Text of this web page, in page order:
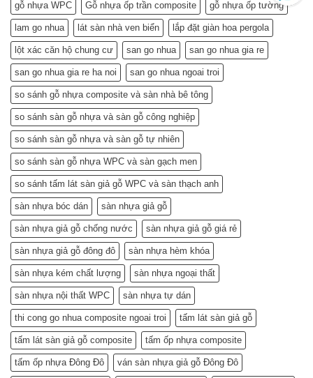
Mà
Còn…
An
Tâm
Sống
Khỏe
–
Bí
Quyết
Chọn
và
Lắp
Đặt
(Gợi
ý
từ
chuyên
gia)
gỗ nhựa WPC Gỗ nhựa ốp trần composite gỗ nhựa ốp tường
lam go nhua lát sàn nhà ven biển lắp đặt giàn hoa pergola
lột xác căn hộ chung cư san go nhua san go nhua gia re
san go nhua gia re ha noi san go nhua ngoai troi
so sánh gỗ nhựa composite và sàn nhà bê tông
so sánh sàn gỗ nhựa và sàn gỗ công nghiệp
so sánh sàn gỗ nhựa và sàn gỗ tự nhiên
so sánh sàn gỗ nhựa WPC và sàn gạch men
so sánh tấm lát sàn giả gỗ WPC và sàn thạch anh
sàn nhựa bóc dán sàn nhựa giả gỗ
sàn nhựa giả gỗ chống nước sàn nhựa giả gỗ giá rẻ
sàn nhựa giả gỗ đông đô sàn nhựa hèm khóa
sàn nhựa kém chất lượng sàn nhựa ngoại thất
sàn nhựa nội thất WPC sàn nhựa tự dán
thi cong go nhua composite ngoai troi tấm lát sàn giả gỗ
tấm lát sàn giả gỗ composite tấm ốp nhựa composite
tấm ốp nhựa Đông Đô ván sàn nhựa giả gỗ Đông Đô